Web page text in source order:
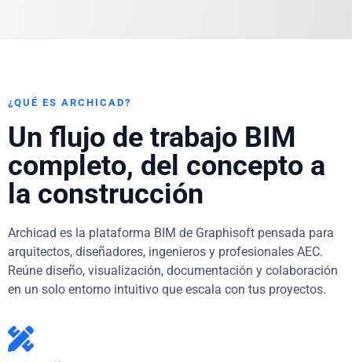
¿QUÉ ES ARCHICAD?
Un flujo de trabajo BIM
completo, del concepto a
la construcción
Archicad es la plataforma BIM de Graphisoft pensada para
arquitectos, diseñadores, ingenieros y profesionales AEC.
Reúne diseño, visualización, documentación y colaboración
en un solo entorno intuitivo que escala con tus proyectos.